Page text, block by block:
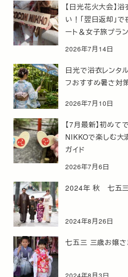
【日光花火大会】
い！「翌日返却」
ート＆女子旅プラン
2026年7月14日
日光で浴衣レンタ
フおすすめ暑さ対
2026年7月10日
【7月最新】初め
NIKKOで楽しむ大
ガイド
2026年7月6日
2024年 秋 七五
2024年8月26日
七五三 三歳お嬢